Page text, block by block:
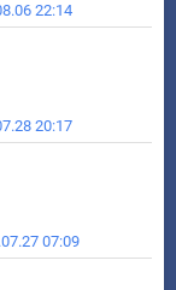
22:14
20:17
07:09